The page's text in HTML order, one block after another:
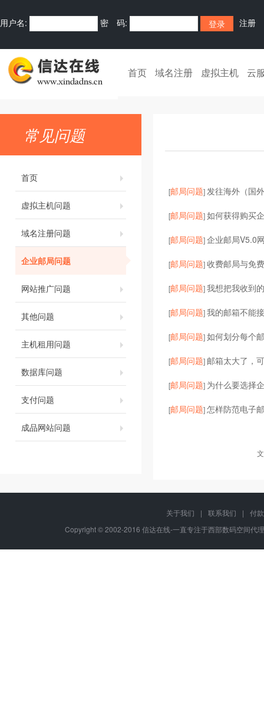
用户名: 密 码: 注册
首页 域名注册 虚拟主机 云
常见问题
首页
虚拟主机问题
域名注册问题
企业邮局问题
网站推广问题
其他问题
主机租用问题
数据库问题
支付问题
成品网站问题
[邮局问题]发往海外（国
[邮局问题]如何获得购买
[邮局问题]企业邮局V5.0
[邮局问题]收费邮局与免
[邮局问题]我想把我收到
[邮局问题]我的邮箱不能
[邮局问题]如何划分每个
[邮局问题] 邮箱太大了，
[邮局问题] 为什么要选择
[邮局问题]怎样防范电子
关于我们 | 联系我们 |
付
Copyright © 2002-2016 信达在线-一直专注于西部数码空间